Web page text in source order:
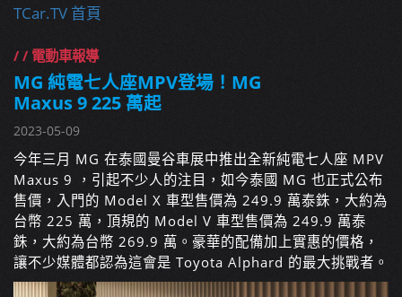
TCar.TV 首頁
/ / 電動車報導
MG 純電七人座MPV登場！MG
Maxus 9 225 萬起
2023-05-09
今年三月 MG 在泰國曼谷車展中推出全新純電七人座 MPV
Maxus 9 ，引起不少人的注目，如今泰國 MG 也正式公布
售價，入門的 Model X 車型售價為 249.9 萬泰銖，大約為
台幣 225 萬，頂規的 Model V 車型售價為 249.9 萬泰
銖，大約為台幣 269.9 萬。豪華的配備加上實惠的價格，
讓不少媒體都認為這會是 Toyota Alphard 的最大挑戰者。